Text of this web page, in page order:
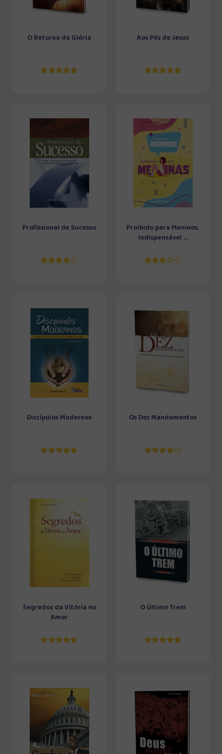
O Retorno da Glória Aos Pés de Jesus
Profissional de Sucesso
Proibido para Meninos,
Indispensável ...
Discípulos Modernos Os Dez Mandamentos
Segredos da Vitória no
Amor
O Último Trem